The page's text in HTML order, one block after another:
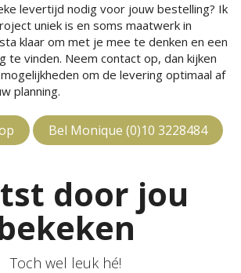
levertijd nodig voor jouw bestelling? Ik
uniek is en soms maatwerk in
klaar om met je mee te denken en een
te vinden. Neem contact op, dan kijken
om de levering optimaal af
planning.
Bel Monique (0)10 3228484
door jou
Toch wel leuk hé!